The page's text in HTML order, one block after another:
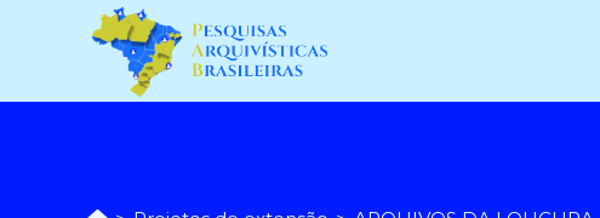
conteúdo